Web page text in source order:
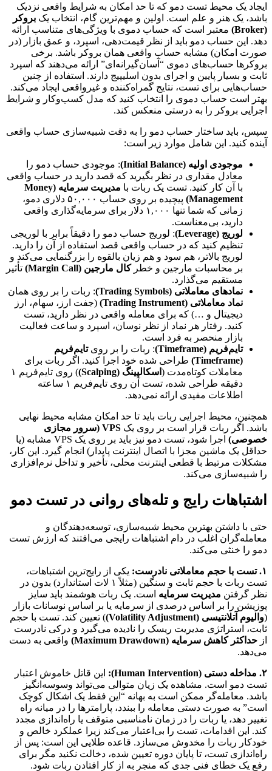
ایجاد یک محیط تست دمو که تا حد امکان به شرایط واقعی نزدیک
باشد، یک هنر و علم است. اولین و مهم‌ترین گام، انتخاب یک بروکر
(Broker)
معتبر است که حساب دموی با ویژگی‌های متناسب ارائه
دهد. این حساب دمو باید از نظر قیمت‌دهی، اسپرد، و عمق بازار (در
صورت امکان) مشابه حساب واقعی همان بروکر باشد. برخی
بروکرها حساب‌های دموی “آسان‌گیرانه‌ای” ارائه می‌دهند که اسپرد
ثابت و بسیار پایین و اجرای بدون اسلیپیج دارند. استفاده از چنین
حساب‌هایی برای تست، نتایج گمراه‌کننده و غیرواقعی ایجاد می‌کند.
بهتر است حساب دموی را انتخاب کنید که مدل کسب‌وکار و شرایط
اجرایی بروکر را به درستی منعکس کند.
سپس، باید ساختار حساب دمو را به دقت شبیه‌سازی حساب واقعی
آینده کنید. این شامل موارد زیر است:
موجودی اولیه (Initial Balance)
: موجودی حساب دمو را
معادل مقداری در نظر بگیرید که قصد دارید در حساب واقعی
با آن کار کنید. تست یک ربات با
مدیریت سرمایه (Money
Management)
پیچیده بر روی حساب ۵۰,۰۰۰ دلاری دمو،
زمانی که شما تنها ۱,۰۰۰ دلار برای سرمایه‌گذاری واقعی
دارید، بی‌معناست.
لوریج (Leverage)
: لوریج حساب دمو را دقیقاً برابر با لوریجی
تنظیم کنید که در حساب واقعی قصد استفاده از آن را دارید.
لوریج بالاتر، هم سود و هم زیان بالقوه را بزرگنمایی می‌کند و
بر محاسبات مارجین و خطرکال مارجین (Margin Call)
تأثیر
مستقیم می‌گذارد.
نمادهای معاملاتی (Trading Symbols)
: ربات را بر روی همان
نماد معاملاتی (Trading Instrument)
(جفت ارز، سهام، ارز
دیجیتال و …) که برای معامله واقعی در نظر دارید، تست
کنید. رفتار هر نماد از نظر نوسان، اسپرد و ساعت فعالیت
بازار منحصر به فرد است.
تایم‌فریم (Timeframe)
: ربات را بر رویتایم‌فریم
(Timeframe)
طراحی شده خود اجرا کنید. اگر ربات برای
معاملات کوتاه‌مدت ( اسکالپینگ (Scalping)
) روی تایم‌فریم ۱
دقیقه طراحی شده، تست آن روی تایم‌فریم ۱ ساعته
اطلاعات مفیدی ارائه نمی‌دهد.
همچنین، محیط اجرایی ربات باید تا حد امکان مشابه محیط نهایی
باشد. اگر ربات قرار است بر روی یک
VPS (سرور مجازی
خصوصی)
اجرا شود، تست دمو نیز باید بر روی یک VPS مشابه (یا
حداقل یک ماشین مجزا با اتصال اینترنت پایدار) انجام گیرد. این کار،
مشکلات مرتبط با قطعی اینترنت محلی، تأخیر و تداخل نرم‌افزاری
را شبیه‌سازی می‌کند.
اشتباهات رایج و تله‌های روانی در تست دمو
حتی با داشتن بهترین محیط شبیه‌سازی، توسعه‌دهندگان و
معامله‌گران اغلب در دام اشتباهات رایجی می‌افتند که ارزش تست
دمو را خنثی می‌کند.
۱. تست با حجم معاملاتی نادرست:
یکی از رایج‌ترین اشتباهات،
تست ربات با حجم ثابت و سنگین (مثلاً ۱ لات استاندارد) بدون در
نظر گرفتن مدیریت سرمایه است. یک ربات هوشمند باید سایز
پوزیشن را بر اساس درصدی از سرمایه یا بر اساس نوسانات بازار
(والیوم آتلانتیسی (Volatility Adjustment)
) تعیین کند. تست با حجم
ثابت، استراتژی مدیریت ریسک را نادیده می‌گیرد و درکی نادرست
از حداکثر کاهش سرمایه (Maximum Drawdown)
واقعی به دست
می‌دهد.
۲. مداخله دستی (Human Intervention):
این قاتل خاموش اعتبار
تست دمو است. مشاهده یک زیان متوالی می‌تواند وسوسه‌انگیز
باشد. معامله‌گر ممکن است به بهانه “این فقط یک اشکال کوچک
است” به صورت دستی معامله را ببندد، پارامترها را در میانه راه
تغییر دهد، یا ربات را در زمان نامناسبی متوقف یا راه‌اندازی مجدد
کند. این اقدامات، تست را بی‌اعتبار می‌کند زیرا عملکرد خالص و
خودکار ربات را مخدوش می‌سازد. قاعده طلایی این است: پس از
راه‌اندازی تست، تا پایان دوره تعیین شده، دخالت نکنید مگر برای
رفع یک خطای فنی جدی که منجر به از کار افتادن ربات شود.